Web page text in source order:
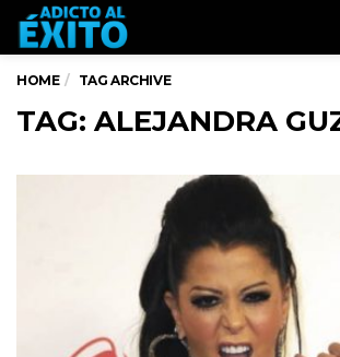
HOME TAG ARCHIVE
TAG: ALEJANDRA